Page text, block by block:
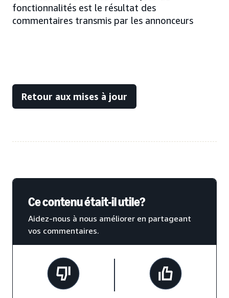
fonctionnalités est le résultat des
commentaires transmis par les annonceurs
Retour aux mises à jour
Ce contenu était-il utile?
Aidez-nous à nous améliorer en partageant
vos commentaires.